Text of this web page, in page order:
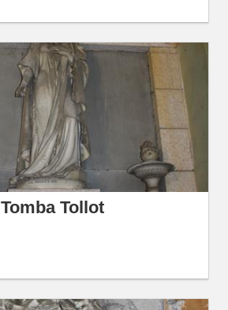
Tomba Tollot